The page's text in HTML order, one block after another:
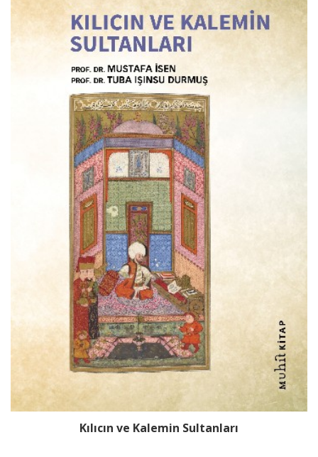
Kılıcın ve Kalemin Sultanları